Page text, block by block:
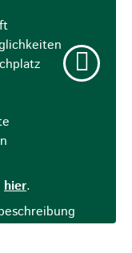
hier.